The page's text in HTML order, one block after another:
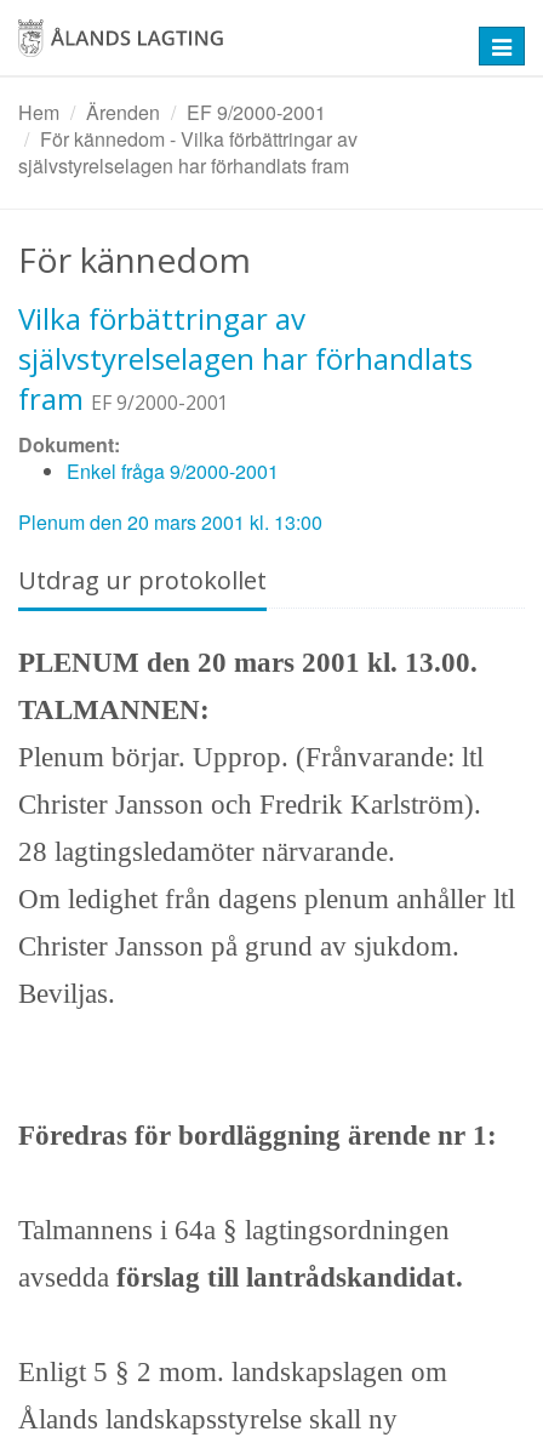
Hoppa
huvudinnehåll
Hem
Ärenden
EF 9/2000-2001
För kännedom - Vilka förbättringar av
självstyrelselagen har förhandlats fram
För kännedom
Vilka förbättringar av
självstyrelselagen har förhandlats
fram EF 9/2000-2001
Dokument:
Enkel fråga 9/2000-2001
Plenum den 20 mars 2001 kl. 13:00
Utdrag ur protokollet
PLENUM den 20 mars 2001 kl. 13.00.
TALMANNEN:
Plenum börjar. Upprop. (Frånvarande: ltl
Christer Jansson och Fredrik Karlström).
28 lagtingsledamöter närvarande.
Om ledighet från dagens plenum anhåller ltl
Christer Jansson på grund av sjukdom.
Beviljas.
Föredras för bordläggning ärende nr 1:
Talmannens i 64a § lagtingsordningen
avsedda förslag till lantrådskandidat.
Enligt 5 § 2 mom. landskapslagen om
Ålands landskapsstyrelse skall ny